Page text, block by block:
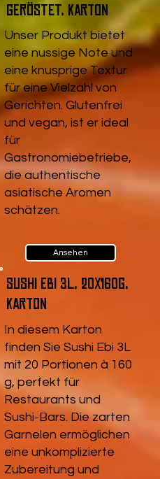
geröstet, Karton
Unser Produkt bietet
eine nussige Note und
eine knusprige Textur
für eine Vielzahl von
Gerichten. Glutenfrei
und vegan, ist er ideal
für
Gastronomiebetriebe,
die authentische
asiatische Aromen
schätzen.
Ansehen
Sushi Ebi 3L, 20x160g,
Karton
In diesem Karton
finden Sie Sushi Ebi 3L
mit 20 Portionen à 160
g, perfekt für
Restaurants und
Sushi-Bars. Die zarten
Garnelen ermöglichen
eine unkomplizierte
Zubereitung und